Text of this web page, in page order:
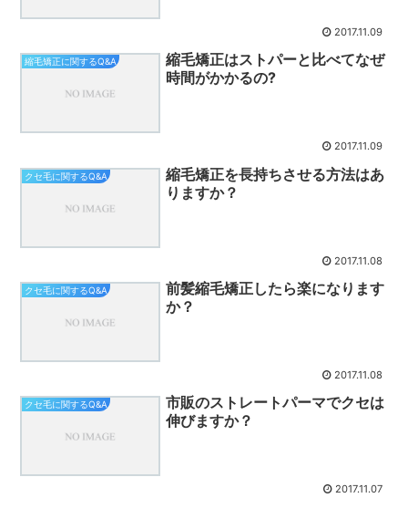
2017.11.09
縮毛矯正に関するQ&A
縮毛矯正はストパーと比べてなぜ
時間がかかるの?
2017.11.09
クセ毛に関するQ&A
縮毛矯正を長持ちさせる方法はあ
りますか？
2017.11.08
クセ毛に関するQ&A
前髪縮毛矯正したら楽になります
か？
2017.11.08
クセ毛に関するQ&A
市販のストレートパーマでクセは
伸びますか？
2017.11.07